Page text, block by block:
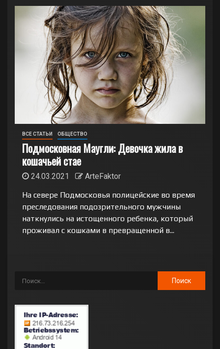
ВСЕ СТАТЬИ ОБЩЕСТВО
Подмосковная Маугли: Девочка жила в
кошачьей стае
24.03.2021
ArteFaktor
На севере Подмосковья полицейские во время
преследования подозрительного мужчины
наткнулись на истощенного ребенка, который
проживал с кошками в превращенной в...